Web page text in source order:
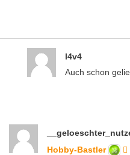
l4v4
Auch schon
Hobby-Bastler